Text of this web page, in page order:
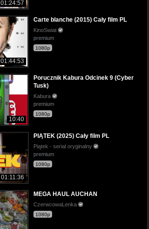
01:24:57
01:44:53
Carte blanche (2015) Cały film PL
KinoSwiat
premium
1080p
10:40
Porucznik Kabura Odcinek 9 (Cyber
Tusk)
Kabura
premium
1080p
01:11:36
PIĄTEK (2025) Cały film PL
Piątek - serial oryginalny
premium
1080p
MEGA HAUL AUCHAN
CzerwcowaLenka
1080p